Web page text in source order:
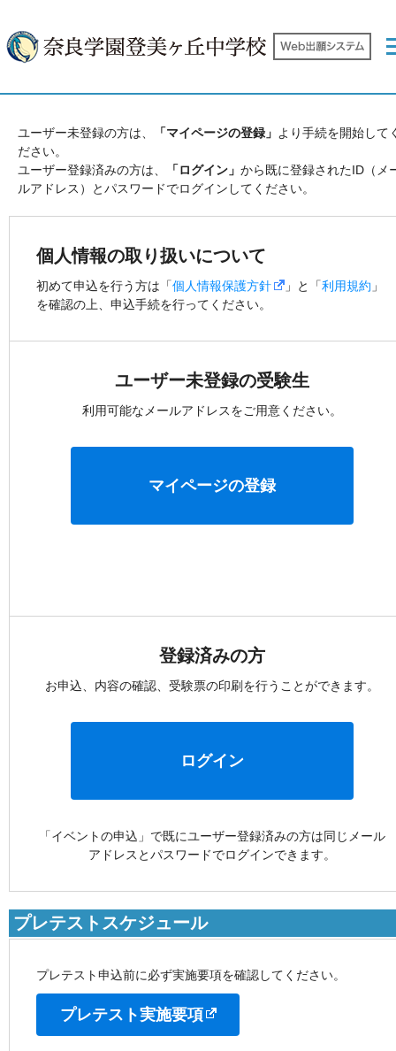
よくあるご質問 お問い合わせ
ユーザー未登録の方は、 「マイページの登録」 より手続を開始して
ださい。
ユーザー登録済みの方は、
「ログイン」 から既に登録されたID（メ
ルアドレス）とパスワードでログインしてください。
個人情報の取り扱いについて
初めて申込を行う方は「個人情報保護方針 」と「利用規約 」
を確認の上、申込手続を行ってください。
ユーザー未登録の受験生
利用可能なメールアドレスをご用意ください。
マイページの登録
登録済みの方
お申込、内容の確認、受験票の印刷を行うことができます。
ログイン
「イベントの申込」で既にユーザー登録済みの方は同じメール
アドレスとパスワードでログインできます。
プレテストスケジュール
プレテスト申込前に必ず実施要項を確認してください。
プレテスト実施要項